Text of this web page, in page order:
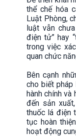
thể chế hóa
Luật Phòng,
luật vẫn
điện tử” hay
trong việc
quan chức
Bên cạnh
cho biết pháp
hành chính
đến sản
thuốc lá điện
tục hoàn
hoạt động